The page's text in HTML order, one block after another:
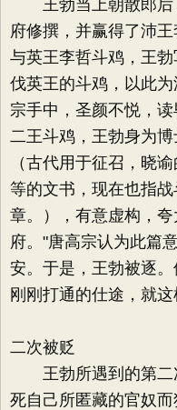
王勃当上朝散郎后
府修撰，并赢得了沛
与英王李哲斗鸡，王
伐英王的斗鸡，以此
宗手中，圣颜不悦，读
二王斗鸡，王勃身为
（古代用于征召，晓
等的文书，现在也指
章。），有意虚构，
府。"唐高宗认为此篇
安。于是，王勃被逐
刚刚打通的仕途，就这
二次被贬
王勃所遇到的第二
死自己所匿藏的官奴